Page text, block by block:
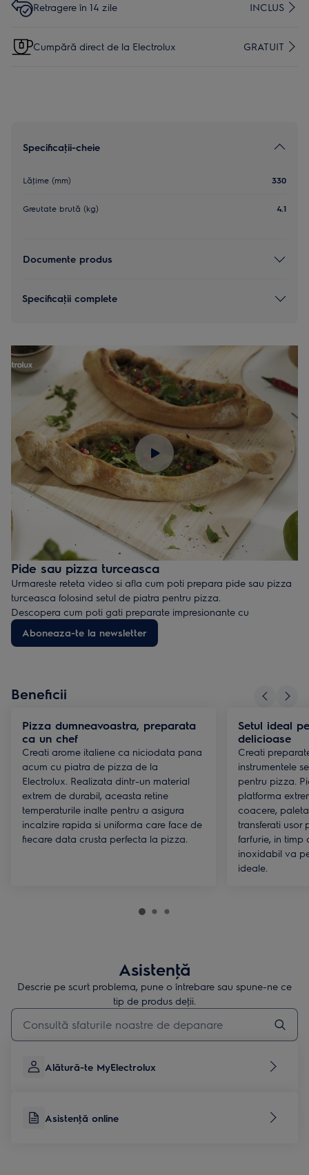
Retragere în 14 zile INCLUS
Cumpără direct de la Electrolux GRATUIT
Specificaţii-cheie
Lăţime (mm) 330
Greutate brută (kg) 4.1
Documente produs
Specificaţii complete
Pide sau pizza turceasca
Urmareste reteta video si afla cum poti prepara pide sau pizza
turceasca folosind setul de piatra pentru pizza.
Descopera cum poti gati preparate impresionante cu
accesoriile si ustensilele potrivite. Aboneaza-te la newsletter-ul
lunar Electrolux si descarca gratuit cartea cu retete inedite prin
Aboneaza-te la newsletter
Beneficii
Pizza dumneavoastra, preparata
ca un chef
Creati arome italiene ca niciodata pana
acum cu piatra de pizza de la
Electrolux. Realizata dintr-un material
extrem de durabil, aceasta retine
temperaturile inalte pentru a asigura
incalzire rapida si uniforma care face de
fiecare data crusta perfecta la pizza.
Setul ideal
delicioase
Creati
instrumentele
pentru pizza.
platforma
coacere,
transferati
farfurie, in timp
inoxidabil va
ideale.
Asistenţă
Descrie pe scurt problema, pune o întrebare sau spune-ne ce
tip de produs deţii.
Type to search for support articles
Alătură-te MyElectrolux
Asistenţă online